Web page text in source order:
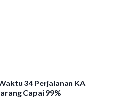
34 Perjalanan KA
Capai 99%